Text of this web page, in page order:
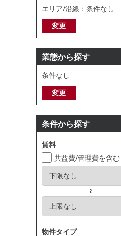
エリア/沿線：条件なし
変更
業態から探す
条件なし
変更
条件から探す
賃料
共益費/管理費を含む
～
物件タイプ